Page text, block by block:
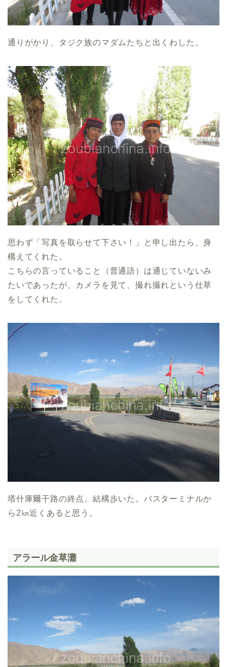
通りがかり、タジク族のマダムたちと出くわした。
思わず「写真を取らせて下さい！」と申し出たら、身
構えてくれた。
こちらの言っていること（普通語）は通じていないみ
たいであったが、カメラを見て、撮れ撮れという仕草
をしてくれた。
塔什庫爾干路の終点。結構歩いた。バスターミナルか
ら2㎞近くあると思う。
アラール金草灘